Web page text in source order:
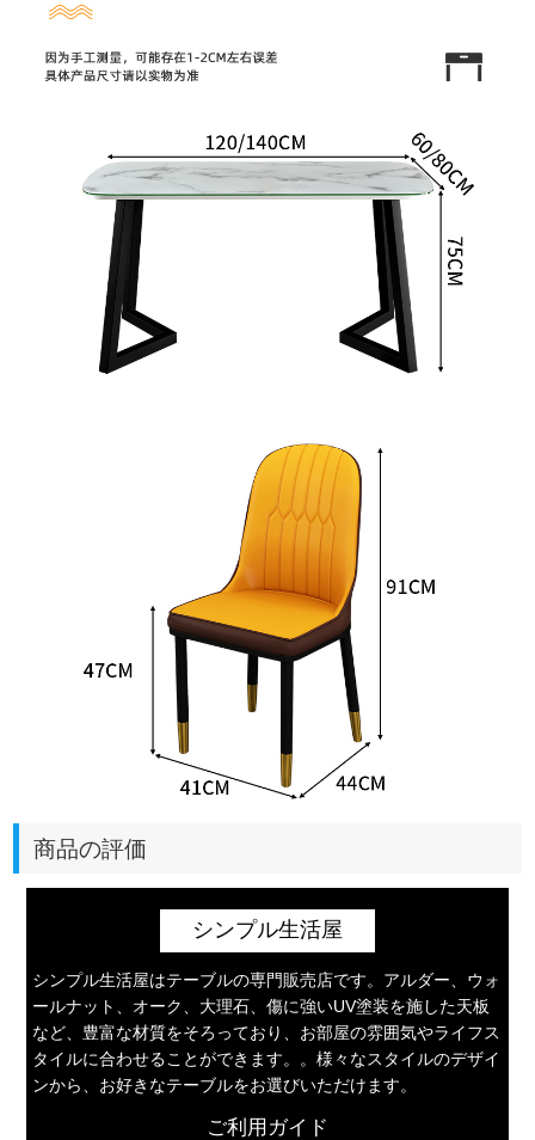
商品の評価
シンプル生活屋
シンプル生活屋はテーブルの専門販売店です。アルダー、ウォ
ールナット、オーク、大理石、傷に強いUV塗装を施した天板
など、豊富な材質をそろっており、お部屋の雰囲気やライフス
タイルに合わせることができます。。様々なスタイルのデザイ
ンから、お好きなテーブルをお選びいただけます。
ご利用ガイド